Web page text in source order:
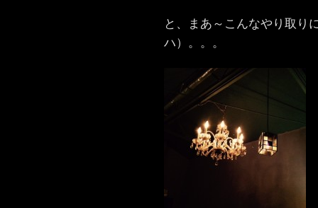
と、まあ～こんなやり取り
ハ）。。。